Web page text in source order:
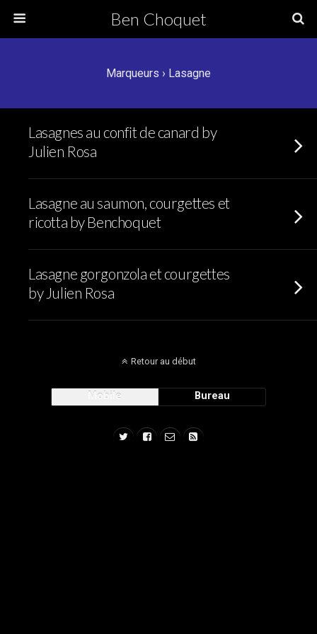
Ben Choquet
Marqueurs › Lasagne
Lasagnes au confit de canard by
Julien Rosa
Lasagne au saumon, courgettes et
ricotta by Benchoquet
Lasagne gorgonzola et courgettes
by Julien Rosa
Retour au début
Mobile Bureau